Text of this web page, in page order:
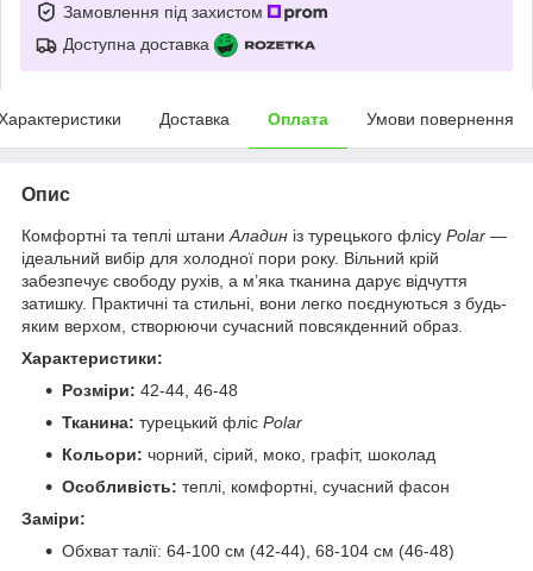
Замовлення під захистом
Доступна доставка
Доставка Оплата Умови повернення
Опис
Комфортні та теплі штани Аладин із турецького флісу Polar —
ідеальний вибір для холодної пори року. Вільний крій
забезпечує свободу рухів, а м’яка тканина дарує відчуття
затишку. Практичні та стильні, вони легко поєднуються з будь-
яким верхом, створюючи сучасний повсякденний образ.
Характеристики:
Розміри: 42-44, 46-48
Тканина: турецький фліс Polar
Кольори: чорний, сірий, моко, графіт, шоколад
Особливість: теплі, комфортні, сучасний фасон
Заміри:
Обхват талії: 64-100 см (42-44), 68-104 см (46-48)